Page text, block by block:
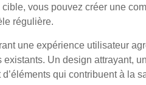
cible, vous pouvez créer une
régulière.
une expérience utilisateur
existants. Un design attrayant,
d’éléments qui contribuent à la